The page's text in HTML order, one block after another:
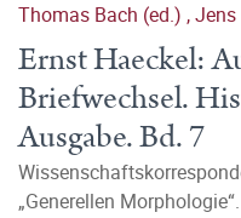
Thomas Bach (ed.) ,Jens
Ernst Haeckel:
Briefwechsel.
Ausgabe. Bd. 7
„Generellen